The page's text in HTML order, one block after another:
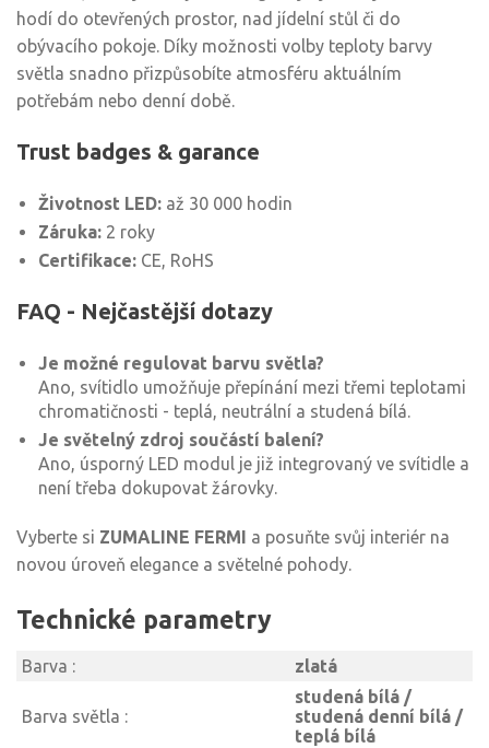
hodí do otevřených prostor, nad jídelní stůl či do
obývacího pokoje. Díky možnosti volby teploty barvy
světla snadno přizpůsobíte atmosféru aktuálním
potřebám nebo denní době.
Trust badges & garance
Životnost LED: až 30 000 hodin
Záruka: 2 roky
Certifikace: CE, RoHS
FAQ - Nejčastější dotazy
Je možné regulovat barvu světla?
Ano, svítidlo umožňuje přepínání mezi třemi teplotami
chromatičnosti - teplá, neutrální a studená bílá.
Je světelný zdroj součástí balení?
Ano, úsporný LED modul je již integrovaný ve svítidle a
není třeba dokupovat žárovky.
Vyberte si ZUMALINE FERMI a posuňte svůj interiér na
novou úroveň elegance a světelné pohody.
Technické parametry
Barva : zlatá
Barva světla :
studená bílá /
studená denní bílá /
teplá bílá